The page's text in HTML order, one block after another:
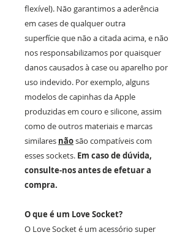
flexível). Não garantimos a aderência
em cases de qualquer outra
superfície que não a citada acima, e não
nos responsabilizamos por quaisquer
danos causados à case ou aparelho por
uso indevido. Por exemplo, alguns
modelos de capinhas da Apple
produzidas em couro e silicone, assim
como de outros materiais e marcas
similares nãosão compatíveis com
esses sockets. Em caso de dúvida,
consulte-nos antes de efetuar a
compra.
O que é um Love Socket?
O Love Socket é um acessório super